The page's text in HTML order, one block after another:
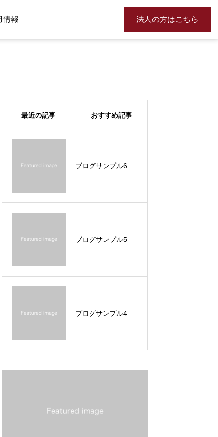
情報 法人の方はこちら
最近の記事 おすすめ記事
ブログサンプル6
ブログサンプル5
ブログサンプル4
ブログサンプル5
Hello world!
ブログサンプル4